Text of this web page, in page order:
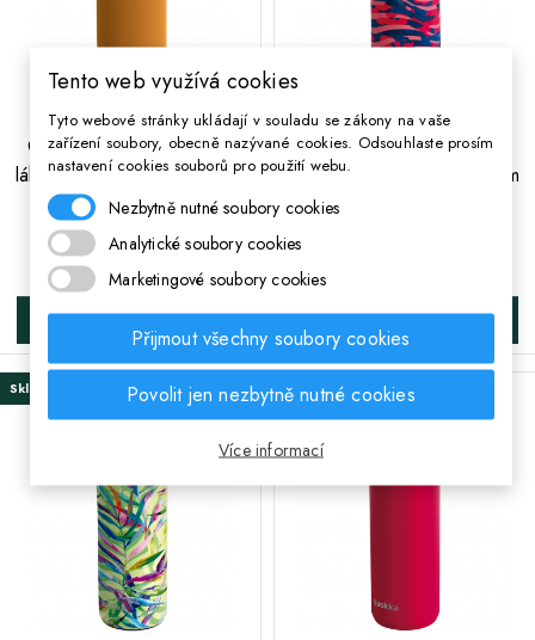
Quokka Solid, Nerezová
láhev / termoska s poutkem
Mustard, 630ml, 40173
Cena
418 Kč
DO KOŠÍKA
Quokka Solid, Nerezová
láhev / termoska s poutkem
Clash, 630ml, 40168
DO KOŠÍKA
Skladem Skladem
Tento web využívá cookies
Tyto webové stránky ukládají v souladu se zákony na vaše
zařízení soubory, obecně nazývané cookies. Odsouhlaste prosím
nastavení cookies souborů pro použití webu.
Nezbytně nutné soubory cookies
Analytické soubory cookies
Marketingové soubory cookies
Přijmout všechny soubory cookies
Povolit jen nezbytně nutné cookies
Více informací